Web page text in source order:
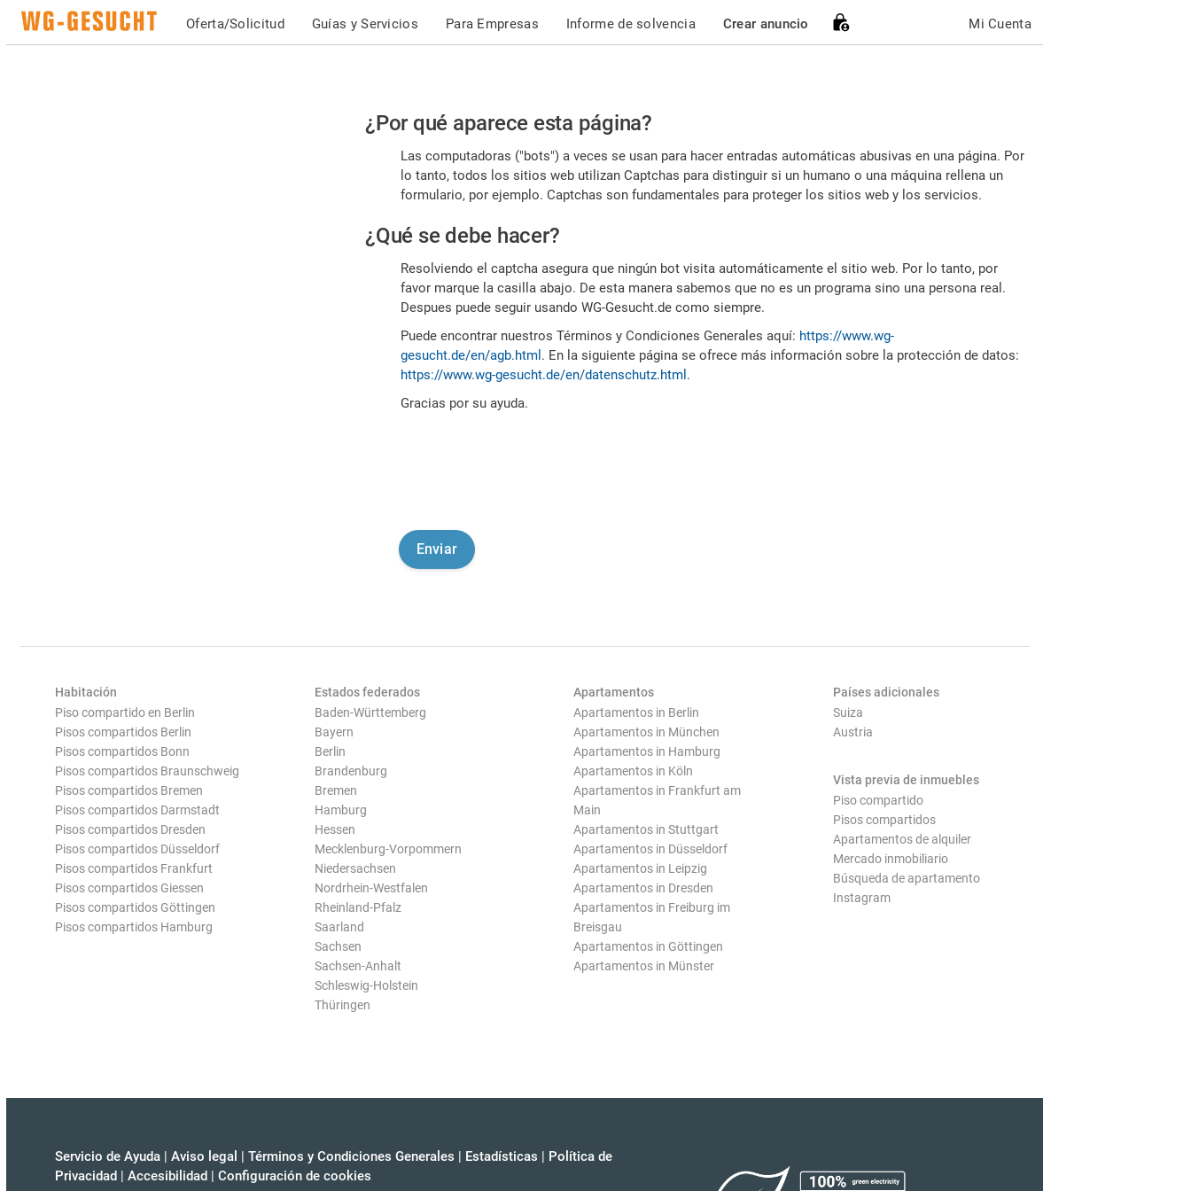
Oferta/Solicitud Guías y Servicios Para Empresas Informe de solvencia Crear anuncio Mi Cuenta
Por
favor,
confirme
es
humano
¿Por qué aparece esta página?
Las computadoras ("bots") a veces se usan para hacer entradas automáticas abusivas en una página. Por
lo tanto, todos los sitios web utilizan Captchas para distinguir si un humano o una máquina rellena un
formulario, por ejemplo. Captchas son fundamentales para proteger los sitios web y los servicios.
¿Qué se debe hacer?
Resolviendo el captcha asegura que ningún bot visita automáticamente el sitio web. Por lo tanto, por
favor marque la casilla abajo. De esta manera sabemos que no es un programa sino una persona real.
Despues puede seguir usando WG-Gesucht.de como siempre.
Puede encontrar nuestros Términos y Condiciones Generales aquí: https://www.wg-
gesucht.de/en/agb.html . En la siguiente página se ofrece más información sobre la protección de datos:
https://www.wg-gesucht.de/en/datenschutz.html .
Gracias por su ayuda.
Habitación
Piso compartido en Berlin
Pisos compartidos Berlin
Pisos compartidos Bonn
Pisos compartidos Braunschweig
Pisos compartidos Bremen
Pisos compartidos Darmstadt
Pisos compartidos Dresden
Pisos compartidos Düsseldorf
Pisos compartidos Frankfurt
Pisos compartidos Giessen
Pisos compartidos Göttingen
Pisos compartidos Hamburg
Estados federados
Baden-Württemberg
Bayern
Berlin
Brandenburg
Bremen
Hamburg
Hessen
Mecklenburg-Vorpommern
Niedersachsen
Nordrhein-Westfalen
Rheinland-Pfalz
Saarland
Sachsen
Sachsen-Anhalt
Schleswig-Holstein
Thüringen
Apartamentos
Apartamentos in Berlin
Apartamentos in München
Apartamentos in Hamburg
Apartamentos in Köln
Apartamentos in Frankfurt am
Main
Apartamentos in Stuttgart
Apartamentos in Düsseldorf
Apartamentos in Leipzig
Apartamentos in Dresden
Apartamentos in Freiburg im
Breisgau
Apartamentos in Göttingen
Apartamentos in Münster
Países adicionales
Suiza
Austria
Vista previa de inmuebles
Piso compartido
Pisos compartidos
Apartamentos de alquiler
Mercado inmobiliario
Búsqueda de apartamento
Instagram
Servicio de Ayuda | Aviso legal | Términos y Condiciones Generales | Estadísticas | Política de
Privacidad | Accesibilidad | Configuración de cookies